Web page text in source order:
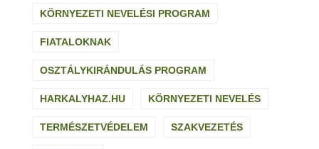
KÖRNYEZETI NEVELÉSI PROGRAM
FIATALOKNAK
OSZTÁLYKIRÁNDULÁS PROGRAM
HARKALYHAZ.HU KÖRNYEZETI NEVELÉS
TERMÉSZETVÉDELEM SZAKVEZETÉS